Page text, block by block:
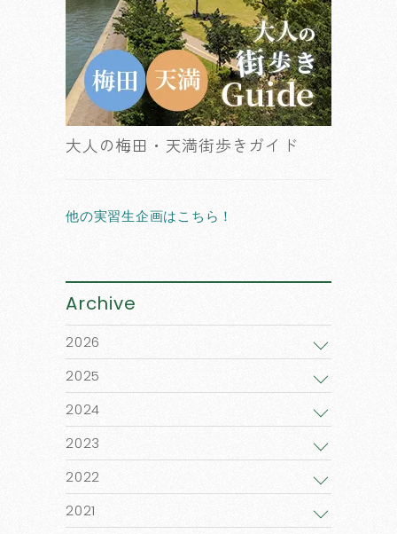
大人の梅田・天満街歩きガイド
他の実習生企画はこちら！
Archive
2026
2025
2024
2023
2022
2021